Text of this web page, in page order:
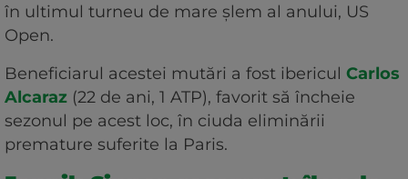
în ultimul turneu de mare șlem al anului, US
Open.
Beneficiarul acestei mutări a fost ibericul Carlos
Alcaraz (22 de ani, 1 ATP), favorit să încheie
sezonul pe acest loc, în ciuda eliminării
premature suferite la Paris.